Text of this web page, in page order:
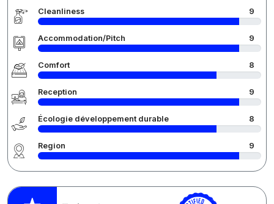
Cleanliness 9
Accommodation/Pitch 9
Comfort 8
Reception 9
Écologie développement durable 8
Region 9